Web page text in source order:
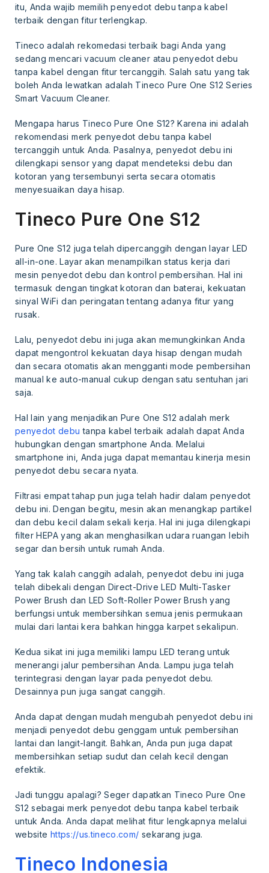
itu, Anda wajib memilih penyedot debu tanpa kabel
terbaik dengan fitur terlengkap.
Tineco adalah rekomedasi terbaik bagi Anda yang
sedang mencari vacuum cleaner atau penyedot debu
tanpa kabel dengan fitur tercanggih. Salah satu yang tak
boleh Anda lewatkan adalah Tineco Pure One S12 Series
Smart Vacuum Cleaner.
Mengapa harus Tineco Pure One S12? Karena ini adalah
rekomendasi merk penyedot debu tanpa kabel
tercanggih untuk Anda. Pasalnya, penyedot debu ini
dilengkapi sensor yang dapat mendeteksi debu dan
kotoran yang tersembunyi serta secara otomatis
menyesuaikan daya hisap.
Tineco Pure One S12
Pure One S12 juga telah dipercanggih dengan layar LED
all-in-one. Layar akan menampilkan status kerja dari
mesin penyedot debu dan kontrol pembersihan. Hal ini
termasuk dengan tingkat kotoran dan baterai, kekuatan
sinyal WiFi dan peringatan tentang adanya fitur yang
rusak.
Lalu, penyedot debu ini juga akan memungkinkan Anda
dapat mengontrol kekuatan daya hisap dengan mudah
dan secara otomatis akan mengganti mode pembersihan
manual ke auto-manual cukup dengan satu sentuhan jari
saja.
Hal lain yang menjadikan Pure One S12 adalah merk
penyedot debu tanpa kabel terbaik adalah dapat Anda
hubungkan dengan smartphone Anda. Melalui
smartphone ini, Anda juga dapat memantau kinerja mesin
penyedot debu secara nyata.
Filtrasi empat tahap pun juga telah hadir dalam penyedot
debu ini. Dengan begitu, mesin akan menangkap partikel
dan debu kecil dalam sekali kerja. Hal ini juga dilengkapi
filter HEPA yang akan menghasilkan udara ruangan lebih
segar dan bersih untuk rumah Anda.
Yang tak kalah canggih adalah, penyedot debu ini juga
telah dibekali dengan Direct-Drive LED Multi-Tasker
Power Brush dan LED Soft-Roller Power Brush yang
berfungsi untuk membersihkan semua jenis permukaan
mulai dari lantai kera bahkan hingga karpet sekalipun.
Kedua sikat ini juga memiliki lampu LED terang untuk
menerangi jalur pembersihan Anda. Lampu juga telah
terintegrasi dengan layar pada penyedot debu.
Desainnya pun juga sangat canggih.
Anda dapat dengan mudah mengubah penyedot debu ini
menjadi penyedot debu genggam untuk pembersihan
lantai dan langit-langit. Bahkan, Anda pun juga dapat
membersihkan setiap sudut dan celah kecil dengan
efektik.
Jadi tunggu apalagi? Seger dapatkan Tineco Pure One
S12 sebagai merk penyedot debu tanpa kabel terbaik
untuk Anda. Anda dapat melihat fitur lengkapnya melalui
website https://us.tineco.com/ sekarang juga.
Tineco Indonesia